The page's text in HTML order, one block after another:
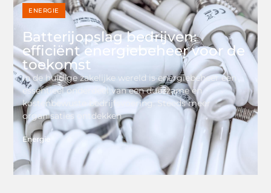
ENERGIE
Batterijopslag bedrijven:
efficiënt energiebeheer voor de
toekomst
In de huidige zakelijke wereld is energiebeheer een
essentieel onderdeel van een duurzame en
kostenbewuste bedrijfsvoering. Steeds meer
organisaties ontdekken
Energie